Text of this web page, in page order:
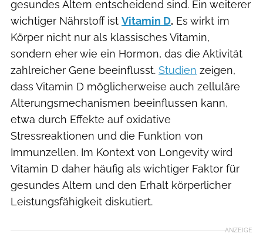
gesundes Altern entscheidend sind. Ein weiterer
wichtiger Nährstoff ist Vitamin D. Es wirkt im
Körper nicht nur als klassisches Vitamin,
sondern eher wie ein Hormon, das die Aktivität
zahlreicher Gene beeinflusst. Studien zeigen,
dass Vitamin D möglicherweise auch zelluläre
Alterungsmechanismen beeinflussen kann,
etwa durch Effekte auf oxidative
Stressreaktionen und die Funktion von
Immunzellen. Im Kontext von Longevity wird
Vitamin D daher häufig als wichtiger Faktor für
gesundes Altern und den Erhalt körperlicher
Leistungsfähigkeit diskutiert.
ANZEIGE